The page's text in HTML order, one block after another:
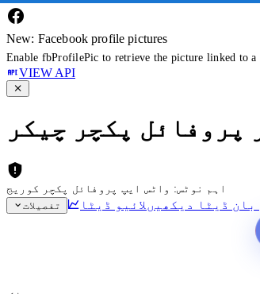
New: Facebook profile pictures
Enable fbProfilePic to retrieve the picture linked to a
VIEW API
پروفائل پکچر چیکر
اہم نوٹس: واٹس ایپ پروفائل پکچر کوریج
تفصیلات
بان ڈیٹا دیکھیں لائیو ڈیٹا